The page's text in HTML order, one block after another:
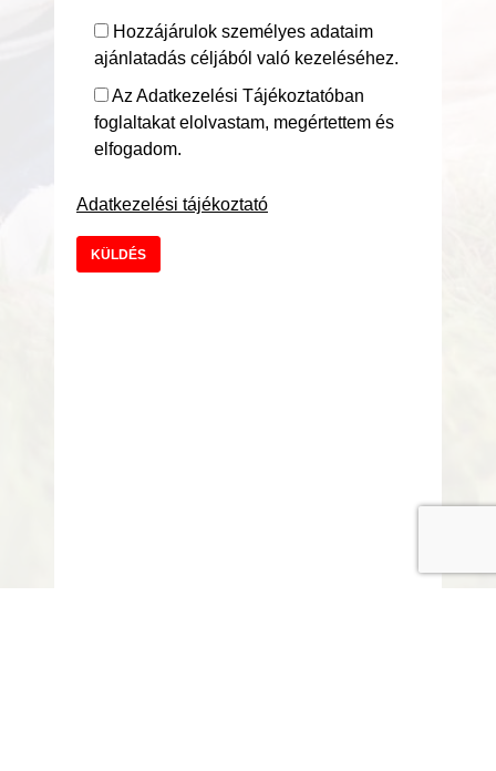
Hozzájárulok személyes adataim
ajánlatadás céljából való kezeléséhez.
Az Adatkezelési Tájékoztatóban
foglaltakat elolvastam, megértettem és
elfogadom.
Adatkezelési tájékoztató